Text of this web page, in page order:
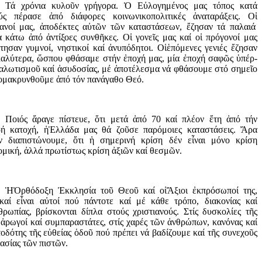
Τά χρόνια κυλοῦν γρήγορα. Ὁ Εὐλογημένος μας τόπος κατά
πέρασεἀπό διάφορες κοινωνικοπολιτικές ἀναταράξεις. Οἱ
μας, ἀποδέκτες αὐτῶν τῶν καταστάσεων, ἔζησαν τά παλαιά
κάτω ἀπόἀντίξοες συνθῆκες. Οἱγονεῖς μας καί οἱπρόγονοί μας
γυμνοί, νηστικοί καί ἀνυπόδητοι. Οἱἑπόμενες γενιές ἔζησαν
ὥσπου φθάσαμε στήν ἐποχή μας, μία ἐποχή σαφῶςὑπέρ-
ῦκαί ἀσυδοσίας, μέ ἀποτέλεσμα νά φθάσουμε στό σημεῖο
ῦμε ἀπό τόν πανάγαθο Θεό.
Ποιός ἄραγε πίστευε,ὅτι μετά ἀπό 70 καί πλέον ἔτη ἀπό τήν
κατοχή, ἡἙλλάδα μας θά ζοῦσε παρόμοιες καταστάσεις.Ἄρα
διαπιστώνουμε,ὅτιἡ σημερινή κρίση δέν εἶναι μόνο κρίση
ἀλλά πρωτίστως κρίση ἀξιῶν καί θεσμῶν.
ἩὈρθόδοξη Ἐκκλησία τοῦΘεοῦκαί οἱἌξιοι ἐκπρόσωποί της,
εἶναι αὐτοί πού πάντοτε καί μέ κάθε τρόπο, διακονίας καί
βρίσκονται δίπλα στούς χριστιανούς. Στίς δυσκολίες τῆς
ἀρωγοί καί συμπαραστάτες, στίς χαρές τῶν ἀνθρώπων, κανόνας καί
τῆς εὐθείαςὁδοῦ πού πρέπει νά βαδίζουμε καί τῆς συνεχοῦς
τῶν πιστῶν.